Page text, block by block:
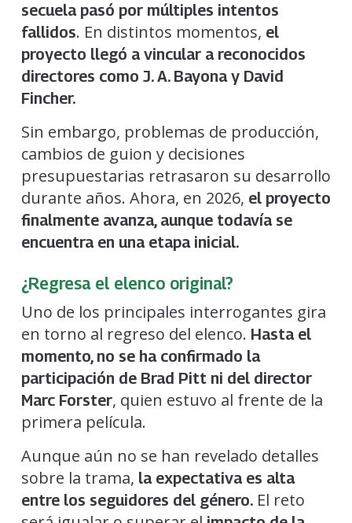
secuela pasó por múltiples intentos
fallidos. En distintos momentos, el
proyecto llegó a vincular a reconocidos
directores como J. A. Bayona y David
Fincher.
Sin embargo, problemas de producción,
cambios de guion y decisiones
presupuestarias retrasaron su desarrollo
durante años. Ahora, en 2026, el proyecto
finalmente avanza, aunque todavía se
encuentra en una etapa inicial.
¿Regresa el elenco original?
Uno de los principales interrogantes gira
en torno al regreso del elenco. Hasta el
momento, no se ha confirmado la
participación de Brad Pitt ni del director
Marc Forster, quien estuvo al frente de la
primera película.
Aunque aún no se han revelado detalles
sobre la trama, la expectativa es alta
entre los seguidores del género.El reto